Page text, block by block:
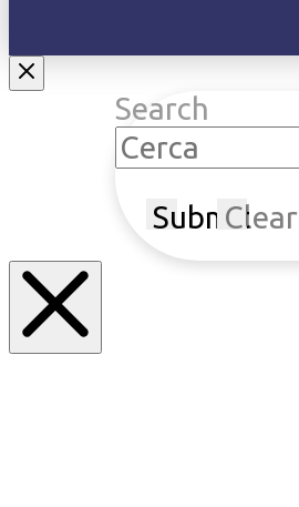
Search
SubmitClear